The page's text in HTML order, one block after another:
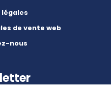
de vente web
nous